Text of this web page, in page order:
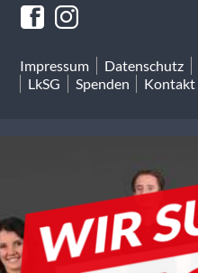
Impressum Datenschutz
LkSG
Spenden Kontakt